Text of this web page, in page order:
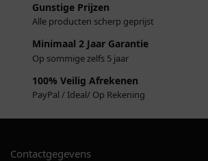
Gunstige Prijzen
Alle producten scherp geprijst
Minimaal 2 Jaar Garantie
Op sommige zelfs 5 jaar
100% Veilig Afrekenen
PayPal / Ideal/ Op Rekening
Contactgegevens